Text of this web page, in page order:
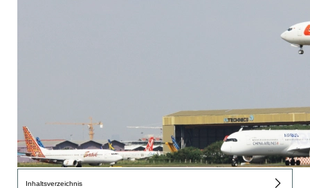
Inhaltsverzeichnis